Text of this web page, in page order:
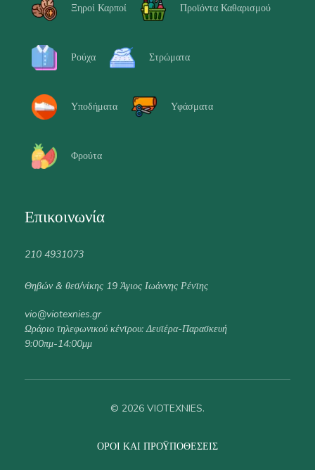
Ξηροί Καρποί Προϊόντα Καθαρισμού
Ρούχα Στρώματα
Υποδήματα Υφάσματα
Φρούτα
Επικοινωνία
210 4931073
Θηβών & θεσ/νίκης 19 Άγιος Ιωάννης Ρέντης
vio@viotexnies.gr
Ωράριο τηλεφωνικού κέντρου: Δευτέρα-Παρασκευή
9:00πμ-14:00μμ
© 2026 VIOTEXNIES.
ΌΡΟΙ ΚΑΙ ΠΡΟΫΠΟΘΈΣΕΙΣ